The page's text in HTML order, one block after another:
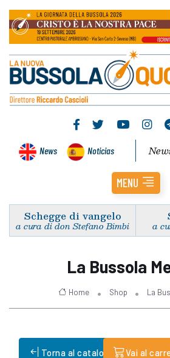
News Noticias
MENU
Schegge di vangelo
a cura di don Stefano Bimbi a
La Bussola
Home Shop La
Torna al catalogo Vai al